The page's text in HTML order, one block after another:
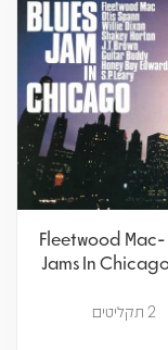
Fleetwood Mac-
Jams In
2 תקליטים